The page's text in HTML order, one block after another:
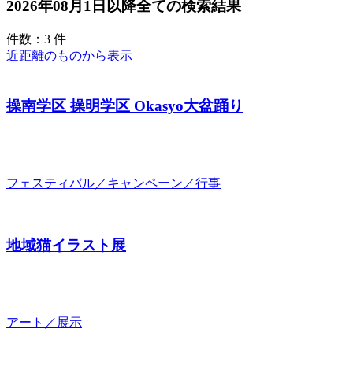
2026年08月1日以降全ての検索結果
件数：3 件
近距離のものから表示
操南学区 操明学区 Okasyo大盆踊り
フェスティバル／キャンペーン／行事
地域猫イラスト展
アート／展示